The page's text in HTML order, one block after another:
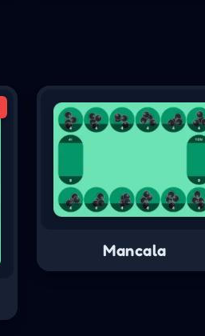
Mancala